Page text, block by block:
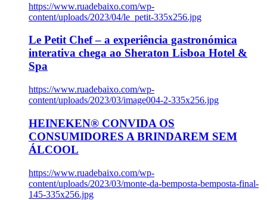
https://www.ruadebaixo.com/wp-
content/uploads/2023/04/le_petit-335x256.jpg
Le Petit Chef – a experiência gastronómica
interativa chega ao Sheraton Lisboa Hotel &
Spa
https://www.ruadebaixo.com/wp-
content/uploads/2023/03/image004-2-335x256.jpg
HEINEKEN® CONVIDA OS
CONSUMIDORES A BRINDAREM SEM
ÁLCOOL
https://www.ruadebaixo.com/wp-
content/uploads/2023/03/monte-da-bemposta-bemposta-final-
145-335x256.jpg